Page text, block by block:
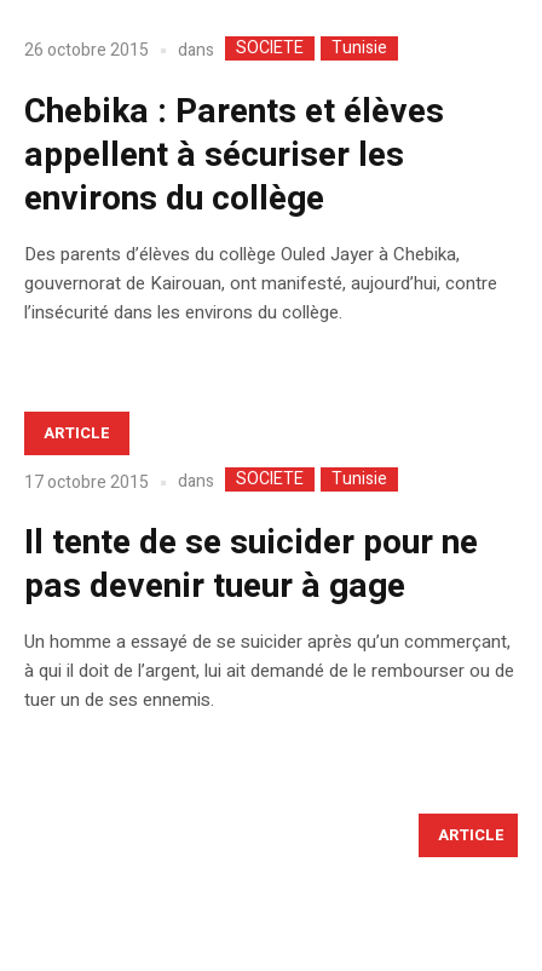
26 octobre 2015 dans SOCIETE Tunisie
Chebika : Parents et élèves
appellent à sécuriser les
environs du collège
Des parents d’élèves du collège Ouled Jayer à Chebika,
gouvernorat de Kairouan, ont manifesté, aujourd’hui, contre
l’insécurité dans les environs du collège.
ARTICLE
17 octobre 2015 dans SOCIETE Tunisie
Il tente de se suicider pour ne
pas devenir tueur à gage
Un homme a essayé de se suicider après qu’un commerçant,
à qui il doit de l’argent, lui ait demandé de le rembourser ou de
tuer un de ses ennemis.
ARTICLE